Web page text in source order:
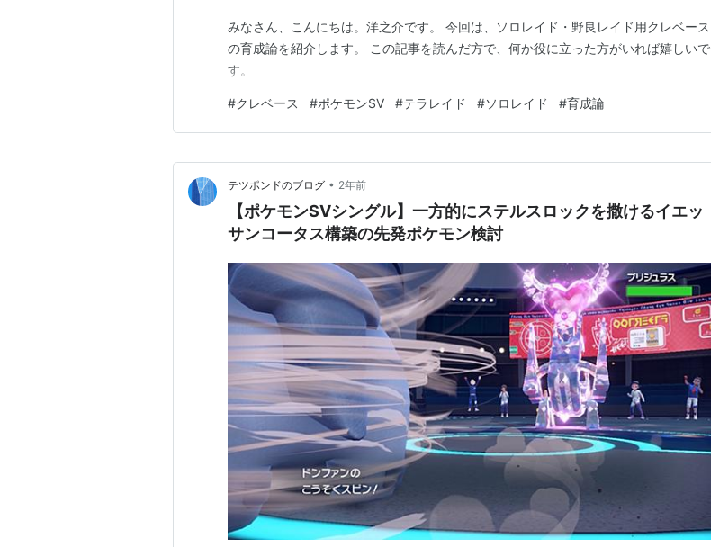
みなさん、こんにちは。洋之介です。 今回は、ソロレイド・野良レイド用クレベース
の育成論を紹介します。 この記事を読んだ方で、何か役に立った方がいれば嬉しいで
す。
#クレベース #ポケモンSV #テラレイド #ソロレイド #育成論
テツポンドのブログ • 2年前
【ポケモンSVシングル】一方的にステルスロックを撒けるイエッ
サンコータス構築の先発ポケモン検討